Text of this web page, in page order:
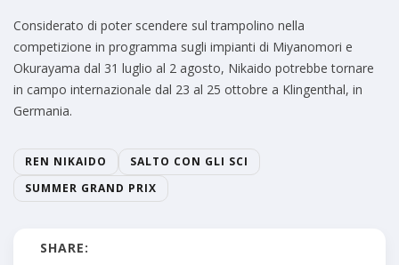
Considerato di poter scendere sul trampolino nella
competizione in programma sugli impianti di Miyanomori e
Okurayama dal 31 luglio al 2 agosto, Nikaido potrebbe tornare
in campo internazionale dal 23 al 25 ottobre a Klingenthal, in
Germania.
REN NIKAIDO
SALTO CON GLI SCI
SUMMER GRAND PRIX
SHARE: